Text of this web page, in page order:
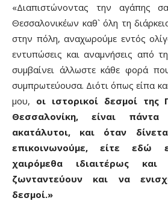
«Διαπιστώνοντας την αγάπης
Θεσσαλονικέων καθ` όλη τη
στην πόλη, αναχωρούμε εντός
εντυπώσεις και αναμνήσεις από
συμβαίνει άλλωστε κάθε φορά
συμπρωτεύουσα. Διότι όπως είπα
μου, οι ιστορικοί δεσμοί
Θεσσαλονίκη, είναι πάντα
ακατάλυτοι, και όταν
επικοινωνούμε, είτε εδώ
χαιρόμεθα ιδιαιτέρως
ζωνταντεύουν και να
δεσμοί.»